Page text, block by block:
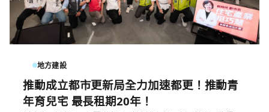
地方建設
推動成立都市更新局全力加速都更！推動青
年育兒宅 最長租期20年！